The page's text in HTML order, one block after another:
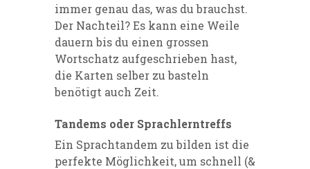
immer genau das, was du brauchst.
Der Nachteil? Es kann eine Weile
dauern bis du einen grossen
Wortschatz aufgeschrieben hast,
die Karten selber zu basteln
benötigt auch Zeit.
Tandems oder Sprachlerntreffs
Ein Sprachtandem zu bilden ist die
perfekte Möglichkeit, um schnell (&